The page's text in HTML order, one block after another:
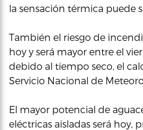
la sensación térmica puede
También el riesgo de
hoy y será mayor entre el
debido al tiempo seco, el
Servicio Nacional de
El mayor potencial de
eléctricas aisladas será hoy,